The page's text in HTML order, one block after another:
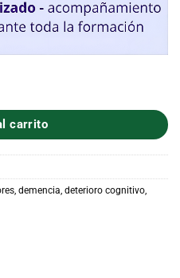
Y ASPECTOS
carrito
, demencia, deterioro cognitivo,